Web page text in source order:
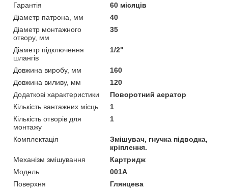
Гарантія
60 місяців
Діаметр патрона, мм
40
Діаметр монтажного
отвору, мм
35
Діаметр підключення
шлангів
1/2"
Довжина виробу, мм
160
Довжина виливу, мм
120
Додаткові характеристики
Поворотний аератор
Кількість вантажних місць
1
Кількість отворів для
монтажу
1
Комплектація
Змішувач, гнучка підводка,
кріплення.
Механізм змішування
Картридж
Модель
001A
Поверхня
Глянцева